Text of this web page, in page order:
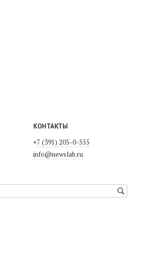
КОНТАКТЫ
+7 (391) 205-0-555
info@newslab.ru